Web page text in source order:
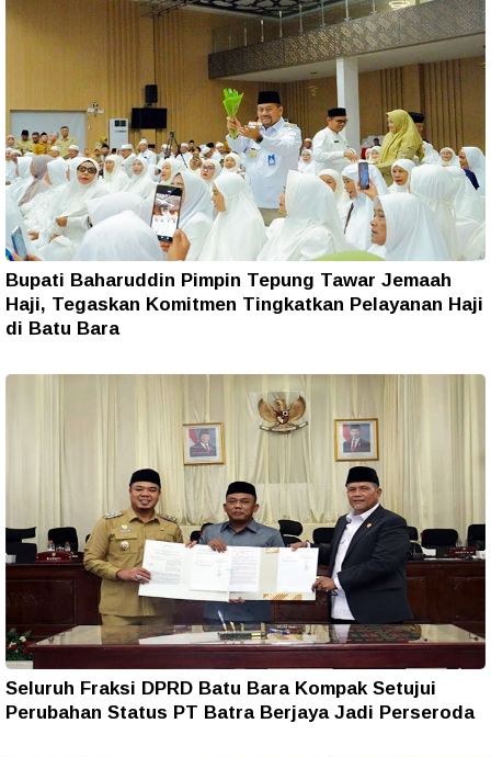
Bupati Baharuddin Pimpin Tepung Tawar Jemaah
Haji, Tegaskan Komitmen Tingkatkan Pelayanan Haji
di Batu Bara
Seluruh Fraksi DPRD Batu Bara Kompak Setujui
Perubahan Status PT Batra Berjaya Jadi Perseroda